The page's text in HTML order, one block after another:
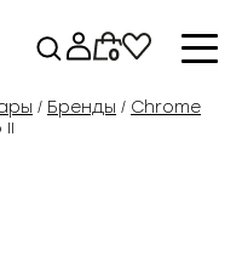
0
/ Бренды / Chrome
II